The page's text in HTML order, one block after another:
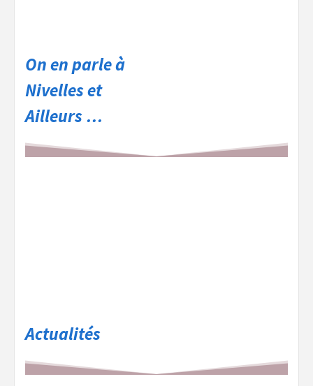
On en parle à
Nivelles et
Ailleurs …
Actualités